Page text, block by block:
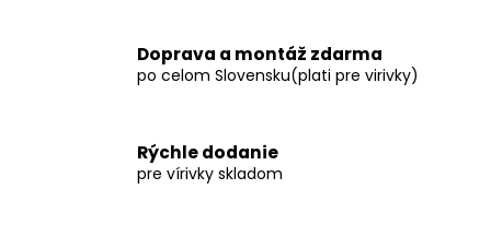
Doprava a montáž zdarma
po celom Slovensku(plati pre virivky)
Rýchle dodanie
pre vírivky skladom